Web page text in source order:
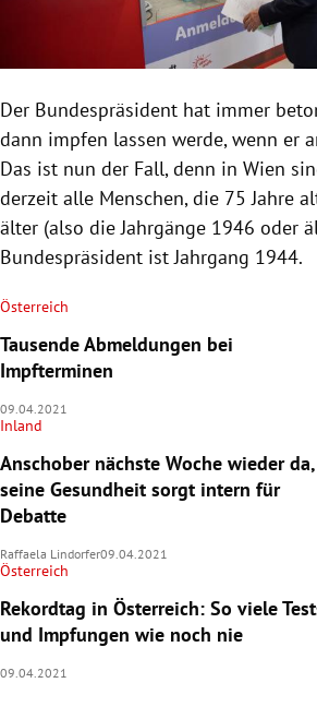
Der Bundespräsident hat immer
dann impfen lassen werde, wenn er
Das ist nun der Fall, denn in Wien
derzeit alle Menschen, die 75 Jahre
älter (also die Jahrgänge 1946 oder
Bundespräsident ist Jahrgang 1944.
Österreich
Tausende Abmeldungen bei
Impfterminen
09.04.2021
Inland
Anschober nächste Woche wieder da,
seine Gesundheit sorgt intern für
Debatte
Raffaela Lindorfer09.04.2021
Österreich
Rekordtag in Österreich: So viele
und Impfungen wie noch nie
09.04.2021